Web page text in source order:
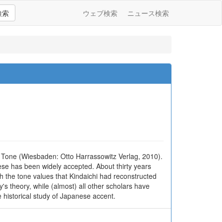
索 ウェブ検索 ニュース検索
(Wiesbaden: Otto Harrassowitz Verlag, 2010).
has been widely accepted. About thirty years
the tone values that Kindaichi had reconstructed
theory, while (almost) all other scholars have
study of Japanese accent.